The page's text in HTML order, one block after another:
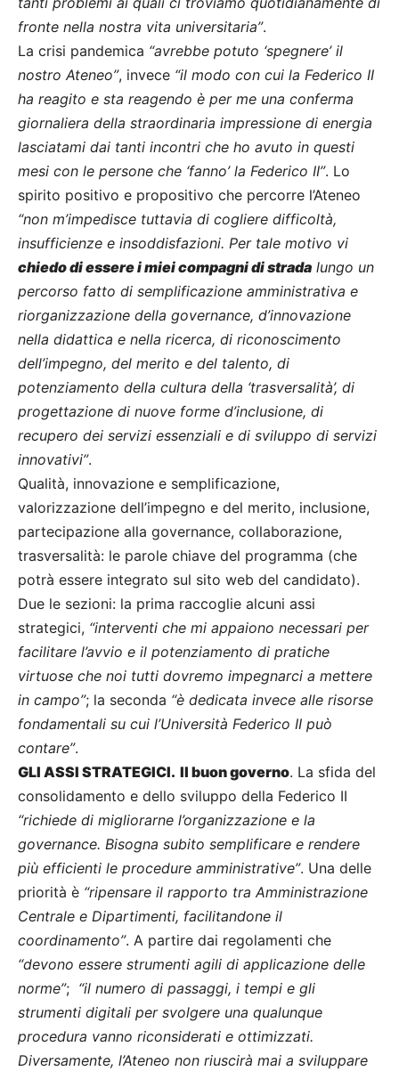
fronte nella nostra vita universitaria”.
La crisi pandemica “avrebbe potuto ‘spegnere’ il
nostro Ateneo”, invece “il modo con cui la Federico II
ha reagito e sta reagendo è per me una conferma
giornaliera della straordinaria impressione di energia
lasciatami dai tanti incontri che ho avuto in questi
mesi con le persone che ‘fanno’ la Federico II”. Lo
spirito positivo e propositivo che percorre l’Ateneo
“non m’impedisce tuttavia di cogliere difficoltà,
insufficienze e insoddisfazioni. Per tale motivo vi
chiedo di essere i miei compagni di strada lungo un
percorso fatto di semplificazione amministrativa e
riorganizzazione della governance, d’innovazione
nella didattica e nella ricerca, di riconoscimento
dell’impegno, del merito e del talento, di
potenziamento della cultura della ‘trasversalità’, di
progettazione di nuove forme d’inclusione, di
recupero dei servizi essenziali e di sviluppo di servizi
innovativi”.
Qualità, innovazione e semplificazione,
valorizzazione dell’impegno e del merito, inclusione,
partecipazione alla governance, collaborazione,
trasversalità: le parole chiave del programma (che
potrà essere integrato sul sito web del candidato).
Due le sezioni: la prima raccoglie alcuni assi
strategici, “interventi che mi appaiono necessari per
facilitare l’avvio e il potenziamento di pratiche
virtuose che noi tutti dovremo impegnarci a mettere
in campo”; la seconda “è dedicata invece alle risorse
fondamentali su cui l’Università Federico II può
contare”.
GLI ASSI STRATEGICI. Il buon governo. La sfida del
consolidamento e dello sviluppo della Federico II
“richiede di migliorarne l’organizzazione e la
governance. Bisogna subito semplificare e rendere
più efficienti le procedure amministrative”. Una delle
priorità è “ripensare il rapporto tra Amministrazione
Centrale e Dipartimenti, facilitandone il
coordinamento”. A partire dai regolamenti che
“devono essere strumenti agili di applicazione delle
norme”; “il numero di passaggi, i tempi e gli
strumenti digitali per svolgere una qualunque
procedura vanno riconsiderati e ottimizzati.
Diversamente, l’Ateneo non riuscirà mai a sviluppare